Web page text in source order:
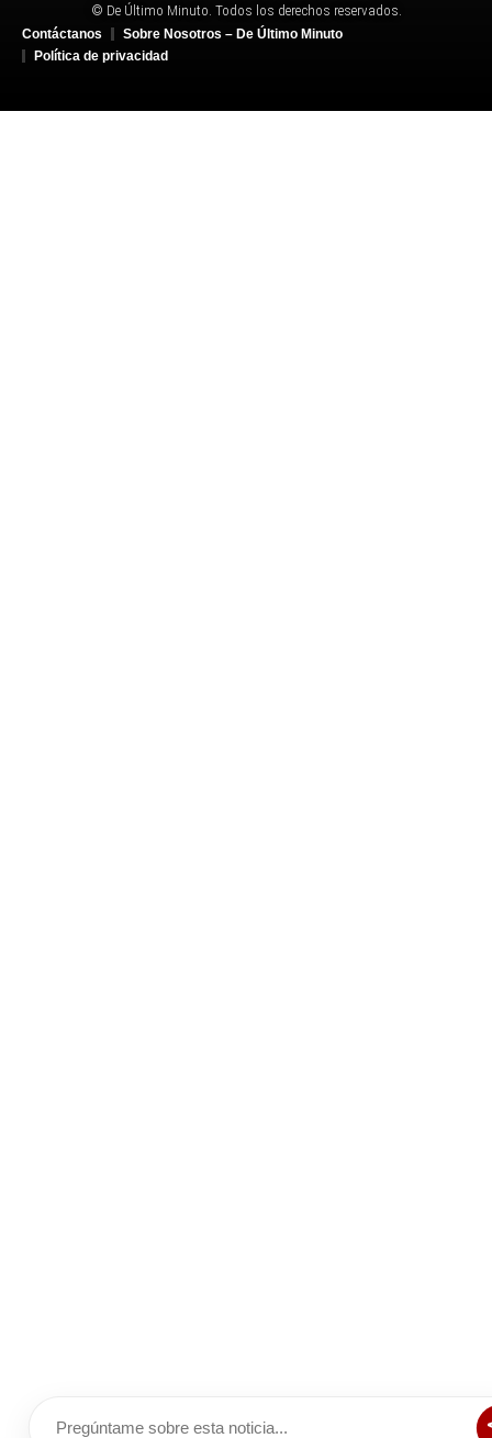
© De Último Minuto. Todos los derechos reservados.
Contáctanos
Sobre Nosotros – De Último Minuto
Política de privacidad